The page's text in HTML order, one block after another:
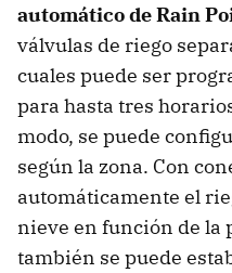
automático de Rain
válvulas de riego
cuales puede ser
para hasta tres
modo, se puede
según la zona. Con
automáticamente el
nieve en función de la
también se puede